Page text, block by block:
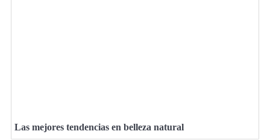
Las mejores tendencias en belleza natural